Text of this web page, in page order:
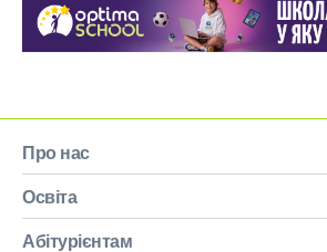
Про нас
Освіта
Абітурієнтам